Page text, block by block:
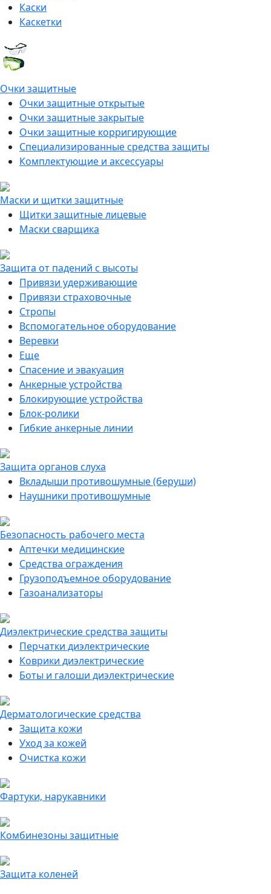
Каски
Каскетки
Очки защитные
Очки защитные открытые
Очки защитные закрытые
Очки защитные корригирующие
Специализированные средства защиты
Комплектующие и аксессуары
Маски и щитки защитные
Щитки защитные лицевые
Маски сварщика
Защита от падений с высоты
Привязи удерживающие
Привязи страховочные
Стропы
Вспомогательное оборудование
Веревки
Еще
Спасение и эвакуация
Анкерные устройства
Блокирующие устройства
Блок-ролики
Гибкие анкерные линии
Защита органов слуха
Вкладыши противошумные (беруши)
Наушники противошумные
Безопасность рабочего места
Аптечки медицинские
Средства ограждения
Грузоподъемное оборудование
Газоанализаторы
Диэлектрические средства защиты
Перчатки диэлектрические
Коврики диэлектрические
Боты и галоши диэлектрические
Дерматологические средства
Защита кожи
Уход за кожей
Очистка кожи
Фартуки, нарукавники
Комбинезоны защитные
Защита коленей